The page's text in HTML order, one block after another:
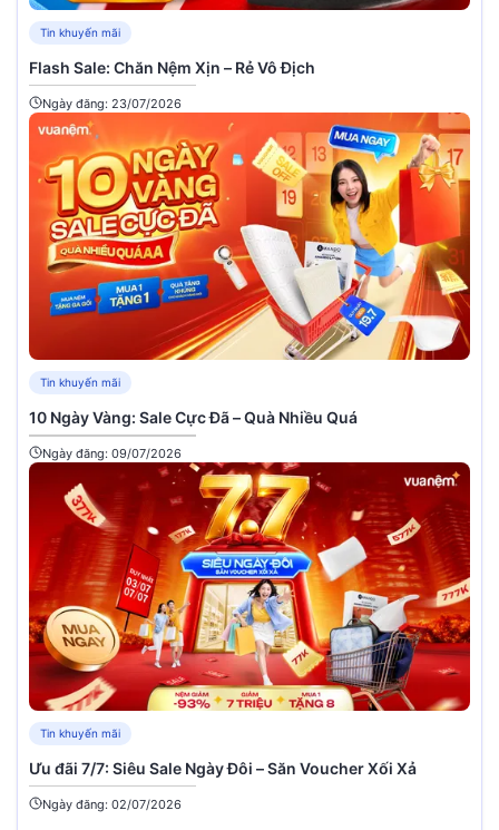
Tin khuyến mãi
Flash Sale: Chăn Nệm Xịn – Rẻ Vô Địch
Ngày đăng: 23/07/2026
Tin khuyến mãi
10 Ngày Vàng: Sale Cực Đã – Quà Nhiều Quá
Ngày đăng: 09/07/2026
Tin khuyến mãi
Ưu đãi 7/7: Siêu Sale Ngày Đôi – Săn Voucher Xối Xả
Ngày đăng: 02/07/2026